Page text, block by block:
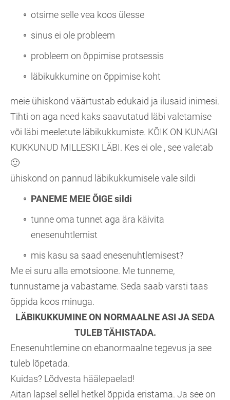
otsime selle vea koos ülesse
sinus ei ole probleem
probleem on õppimise protsessis
läbikukkumine on õppimise koht
meie ühiskond väärtustab edukaid ja ilusaid inimesi.
Tihti on aga need kaks saavutatud läbi valetamise
või läbi meeletute läbikukkumiste. KÕIK ON KUNAGI
KUKKUNUD MILLESKI LÄBI. Kes ei ole , see valetab
🙂
ühiskond on pannud läbikukkumisele vale sildi
PANEME MEIE ÕIGE sildi
tunne oma tunnet aga ära käivita
enesenuhtlemist
mis kasu sa saad enesenuhtlemisest?
Me ei suru alla emotsioone. Me tunneme,
tunnustame ja vabastame. Seda saab varsti taas
õppida koos minuga.
LÄBIKUKKUMINE ON NORMAALNE ASI JA SEDA
TULEB TÄHISTADA.
Enesenuhtlemine on ebanormaalne tegevus ja see
tuleb lõpetada.
Kuidas? Lõdvesta häälepaelad!
Aitan lapsel sellel hetkel õppida eristama. Ja see on